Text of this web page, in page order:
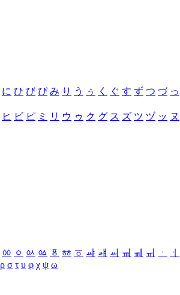
に ひ び ぴ み り う ぅ く ぐ す ず つ づ っ
ヒ ビ ピ ミ リ ウ ゥ ク グ ス ズ ツ ヅ ッ ヌ
ㆀ ㆁ ㆂ ㆃ ㆄ ㆅ ㆆ ㆇ ㆈ ㆉ ㆊ ㆋ ㆌ ㆍ
ㆎ
ρ σ τ υ φ χ ψ ω